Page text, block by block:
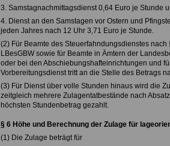
3. Samstagnachmittagsdienst 0,64 Euro je Stunde
4. Dienst an den Samstagen vor Ostern und
jeden Jahres nach 12 Uhr 3,71 Euro je Stunde.
(2) Für Beamte des Steuerfahndungsdienstes
LBesGBW sowie für Beamte in Ämtern der
oder bei den Abschiebungshafteinrichtungen und
Vorbereitungsdienst tritt an die Stelle des Betrags
(3) Für Dienst über volle Stunden hinaus wird die
zeitgleich mehrere Zulagentatbestände nach
höchsten Stundenbetrag gezahlt.
§ 6 Höhe und Berechnung der Zulage für
(1) Die Zulage beträgt für